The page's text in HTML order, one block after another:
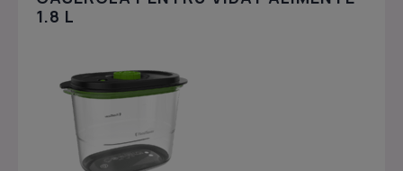
1.8 L